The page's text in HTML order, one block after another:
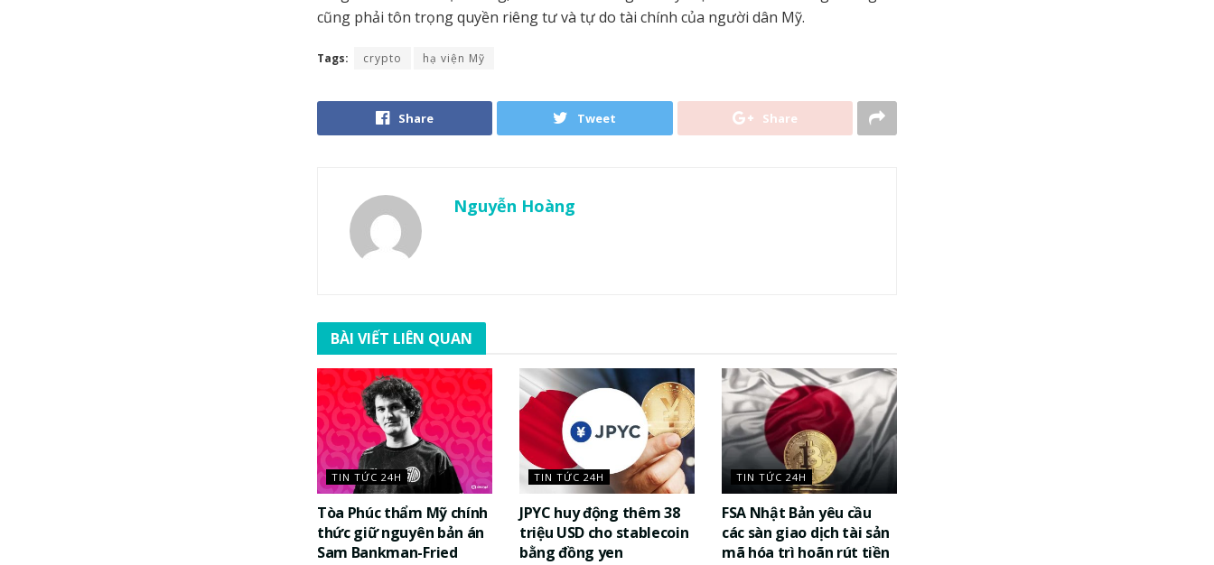
cũng phải tôn trọng quyền riêng tư và tự do tài chính của người dân Mỹ.
Tags: crypto hạ viện Mỹ
Share Tweet Share
Nguyễn Hoàng
BÀI VIẾT LIÊN QUAN
TIN TỨC 24H
Tòa Phúc thẩm Mỹ chính
thức giữ nguyên bản án
Sam Bankman-Fried
TIN TỨC 24H
JPYC huy động thêm 38
triệu USD cho stablecoin
bằng đồng yen
TIN TỨC 24H
FSA Nhật Bản yêu cầu
các sàn giao dịch tài sản
mã hóa trì hoãn rút tiền